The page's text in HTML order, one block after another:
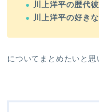
川上洋平の歴代
川上洋平の好き
についてまとめたいと思